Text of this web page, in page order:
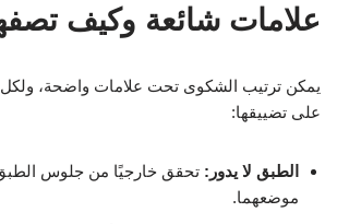
علامات شائعة وكيف
يمكن ترتيب الشكوى تحت علامات واضحة،
على تضييقها:
الطبق لا يدور: تحقق خارجيًا من جلوس
موضعهما.